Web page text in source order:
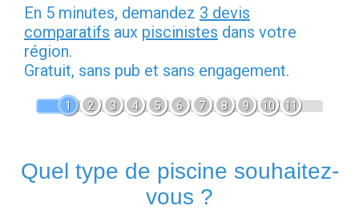
En 5 minutes, demandez 3 devis
comparatifs aux piscinistes dans votre
région.
Gratuit, sans pub et sans engagement.
1 2 3 4 5 6 7 8 9 10 11
Quel type de piscine souhaitez-
vous ?